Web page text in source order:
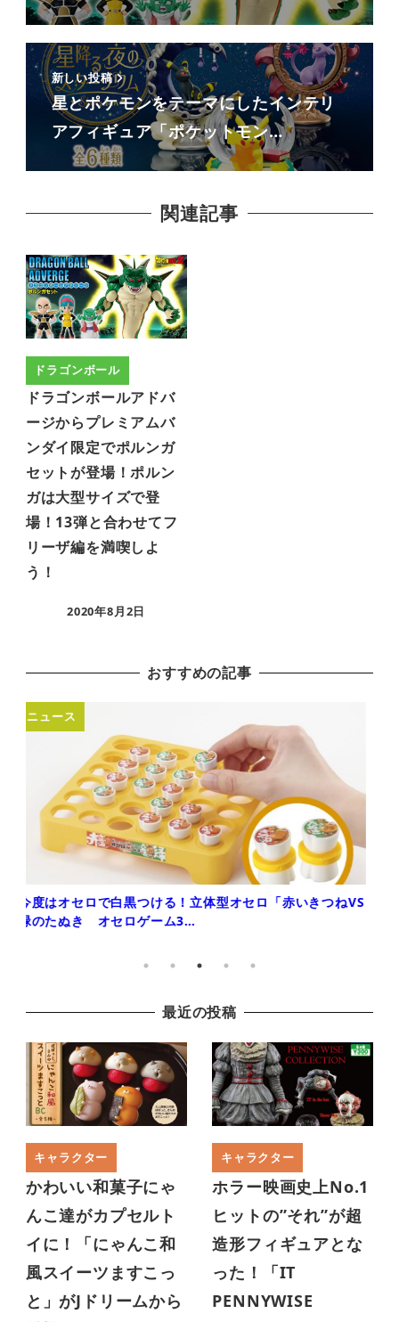
新しい投稿
星とポケモンをテーマにしたインテリ
アフィギュア「ポケットモン…
関連記事
ドラゴンボール
ドラゴンボールアドバ
ージからプレミアムバ
ンダイ限定でポルンガ
セットが登場！ポルン
ガは大型サイズで登
場！13弾と合わせてフ
リーザ編を満喫しよ
う！
2020年8月2日
おすすめの記事
ミニチュア
ビール好き必見！オシャレで本格的なビアハウスが作れる
マスコット「ミニビアハウスマ…
最近の投稿
キャラクター
かわいい和菓子にゃ
んこ達がカプセルト
イに！「にゃんこ和
風スイーツますこっ
と」がJドリームから
キャラクター
ホラー映画史上No.1
ヒットの”それ”が超
造形フィギュアとな
った！「IT
PENNYWISE